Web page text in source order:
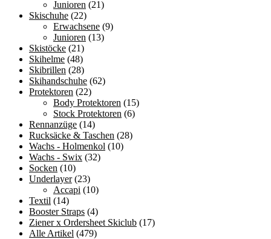
Junioren (21)
Skischuhe (22)
Erwachsene (9)
Junioren (13)
Skistöcke (21)
Skihelme (48)
Skibrillen (28)
Skihandschuhe (62)
Protektoren (22)
Body Protektoren (15)
Stock Protektoren (6)
Rennanzüge (14)
Rucksäcke & Taschen (28)
Wachs - Holmenkol (10)
Wachs - Swix (32)
Socken (10)
Underlayer (23)
Accapi (10)
Textil (14)
Booster Straps (4)
Ziener x Ordersheet Skiclub (17)
Alle Artikel (479)